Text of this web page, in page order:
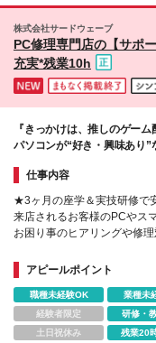
阪天王
月給23
円を含
院】 都
院】
博多駅東1-
【横浜
クリニ
「なりた
株式会社サードウェーブ
PC修理専門店の【サポ
充実*残業10h
『きっかけは、推しのゲー
パソコンが“好き・興味あり”
仕事内容
★3ヶ月の座学＆実技研修で
来店されるお客様のPCやス
お困り事のヒアリングや修理
◆未経験入社の20代・30代が
アピールポイント
職種未経験OK 業種未
経験者限定
研修・
土日祝休み
残業20